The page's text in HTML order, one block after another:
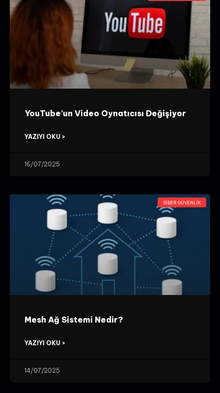
YouTube’un Video Oynatıcısı Değişiyor
YAZIYI OKU >
16/07/2025
SIBER GÜVENLIK
Mesh Ağ Sistemi Nedir?
YAZIYI OKU >
14/07/2025